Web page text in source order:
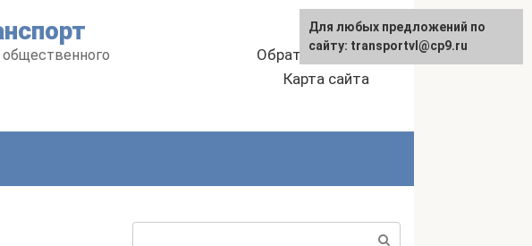
Обратная связь
Карта сайта
Для любых предложений по
сайту: transportvl@cp9.ru